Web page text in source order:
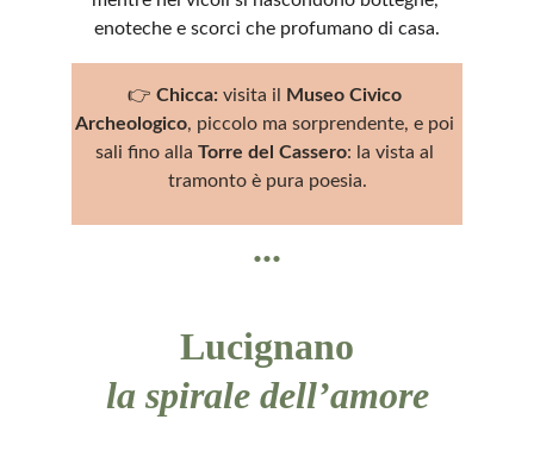
enoteche e scorci che profumano di casa.
👉 Chicca: visita il
Museo Civico
Archeologico, piccolo ma sorprendente, e poi
sali fino alla Torre del Cassero: la vista al
tramonto è pura poesia.
...
Lucignano
la spirale dell’amore